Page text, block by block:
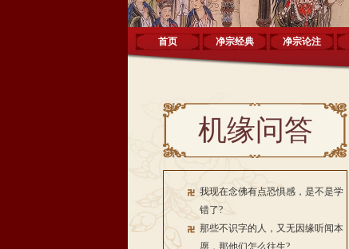
首页 净宗经典 净宗论注
机缘问答
我现在念佛有点恐惧感，是不是学
错了?
那些不识字的人，又无因缘听闻本
愿，那他们怎么往生?